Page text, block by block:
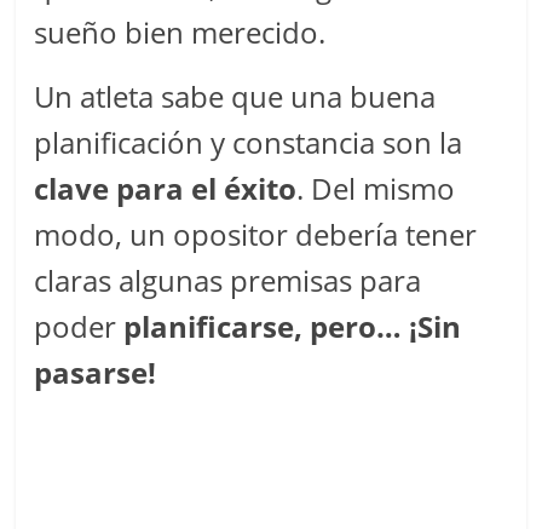
sueño bien merecido.
Un atleta sabe que una buena
planificación y constancia son la
clave para el éxito. Del mismo
modo, un opositor debería tener
claras algunas premisas para
poder planificarse, pero… ¡Sin
pasarse!